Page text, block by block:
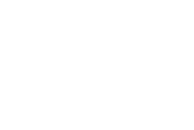
配和消耗环节实行集中扁